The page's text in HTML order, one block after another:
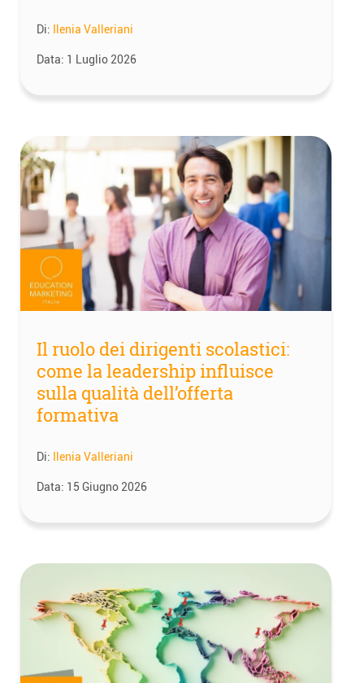
Di: Ilenia Valleriani
Data: 1 Luglio 2026
Il ruolo dei dirigenti scolastici:
come la leadership influisce
sulla qualità dell’offerta
formativa
Di: Ilenia Valleriani
Data: 15 Giugno 2026